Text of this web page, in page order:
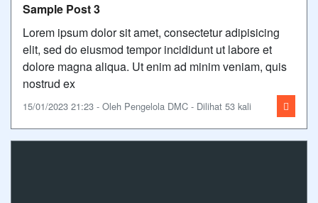
Sample Post 3
Lorem ipsum dolor sit amet, consectetur adipisicing
elit, sed do eiusmod tempor incididunt ut labore et
dolore magna aliqua. Ut enim ad minim veniam, quis
nostrud ex
15/01/2023 21:23 - Oleh Pengelola DMC - Dilihat 53 kali